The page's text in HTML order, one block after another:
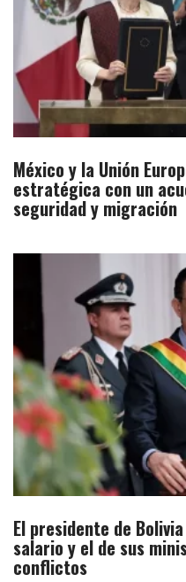
México y la Unión
estratégica con un
seguridad y migración
El presidente de
salario y el de sus
conflictos